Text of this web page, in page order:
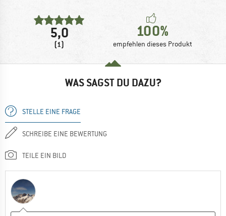
5,0
(1)
100%
empfehlen dieses Produkt
WAS SAGST DU DAZU?
STELLE EINE FRAGE
SCHREIBE EINE BEWERTUNG
TEILE EIN BILD